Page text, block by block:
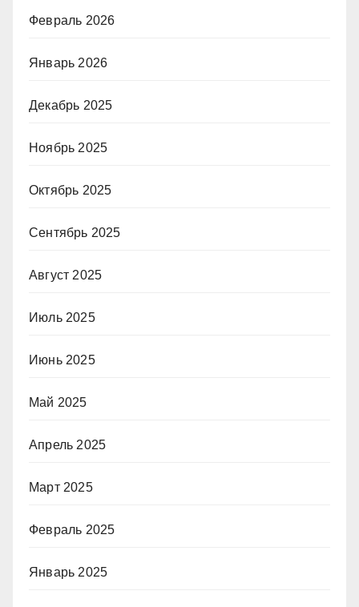
Февраль 2026
Январь 2026
Декабрь 2025
Ноябрь 2025
Октябрь 2025
Сентябрь 2025
Август 2025
Июль 2025
Июнь 2025
Май 2025
Апрель 2025
Март 2025
Февраль 2025
Январь 2025